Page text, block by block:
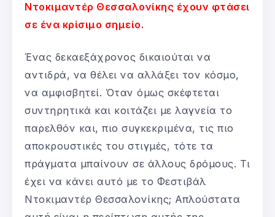
Ντοκιμαντέρ Θεσσαλονίκης έχουν φτάσει
σε ένα κρίσιμο σημείο.
Ένας δεκαεξάχρονος δικαιούται να
αντιδρά, να θέλει να αλλάξει τον κόσμο,
να αμφισβητεί. Όταν όμως σκέφτεται
συντηρητικά και κοιτάζει με λαγνεία το
παρελθόν και, πιο συγκεκριμένα, τις πιο
αποκρουστικές του στιγμές, τότε τα
πράγματα μπαίνουν σε άλλους δρόμους. Τι
έχει να κάνει αυτό με το Φεστιβάλ
Ντοκιμαντέρ Θεσσαλονίκης; Απλούστατα